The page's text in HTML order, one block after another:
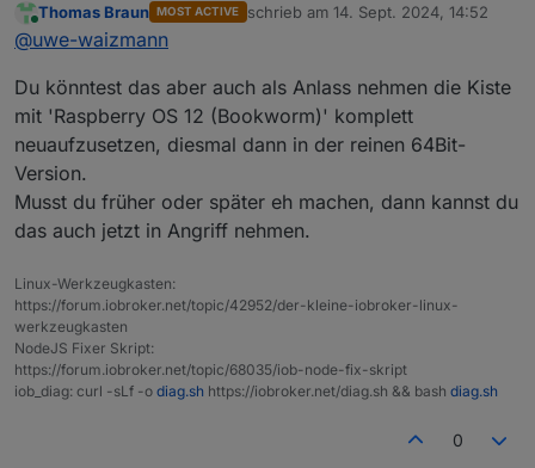
=============
iob diag has finished.
Thomas Braun MOST ACTIVE schrieb am 14. Sept. 2024, 14:52
zuletzt editiert von
@uwe-waizmann
Du könntest das aber auch als Anlass nehmen die Kiste
mit 'Raspberry OS 12 (Bookworm)' komplett
neuaufzusetzen, diesmal dann in der reinen 64Bit-
Version.
Musst du früher oder später eh machen, dann kannst du
das auch jetzt in Angriff nehmen.
Linux-Werkzeugkasten:
https://forum.iobroker.net/topic/42952/der-kleine-iobroker-linux-
werkzeugkasten
NodeJS Fixer Skript:
https://forum.iobroker.net/topic/68035/iob-node-fix-skript
iob_diag: curl -sLf -o diag.sh https://iobroker.net/diag.sh && bash diag.sh
0